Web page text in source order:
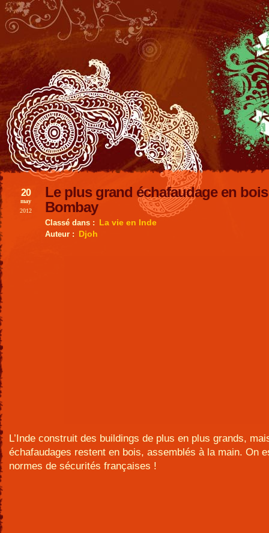
Le plus grand échafaudage en
Bombay
20
may
2012
Classé dans : La vie en Inde
Auteur : Djoh
L’Inde construit des buildings de plus en plus grands,
échafaudages restent en bois, assemblés à la main. On
normes de sécurités françaises !